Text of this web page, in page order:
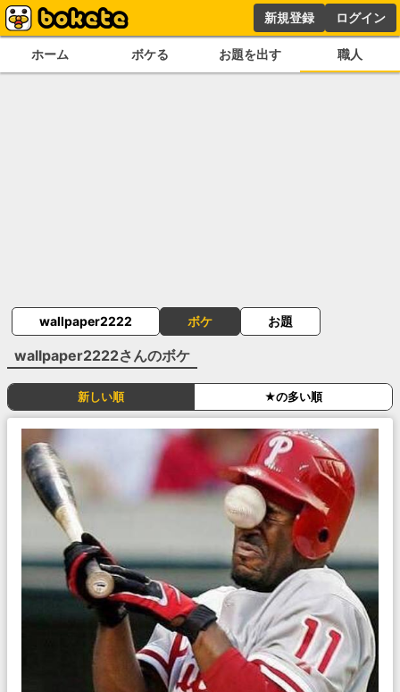
新規登録 ログイン
ホーム ボケる お題を出す 職人
wallpaper2222 ボケ お題
wallpaper2222さんのボケ
新しい順 ★の多い順